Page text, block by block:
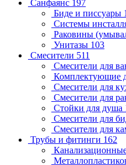
Санфаянс 197
Биде и писсуары
Системы
Раковины
Унитазы 103
Смесители 511
Смесители для
Комплектующие
Смесители для
Смесители для
Стойки для душа
Смесители для
Смесители для
Трубы и фитинги 162